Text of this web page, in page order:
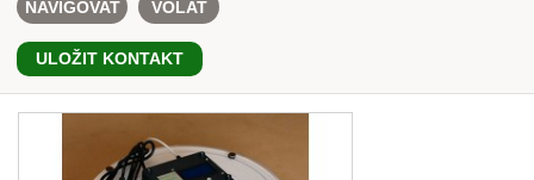
NAVIGOVAT VOLAT
ULOŽIT KONTAKT